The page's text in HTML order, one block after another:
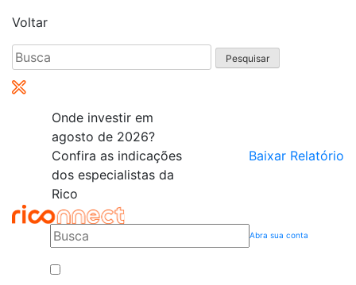
Voltar
Pesquisar
por:
Onde investir em
agosto de 2026?
Confira as indicações
dos especialistas da
Rico
Baixar Relatório
Abra sua conta